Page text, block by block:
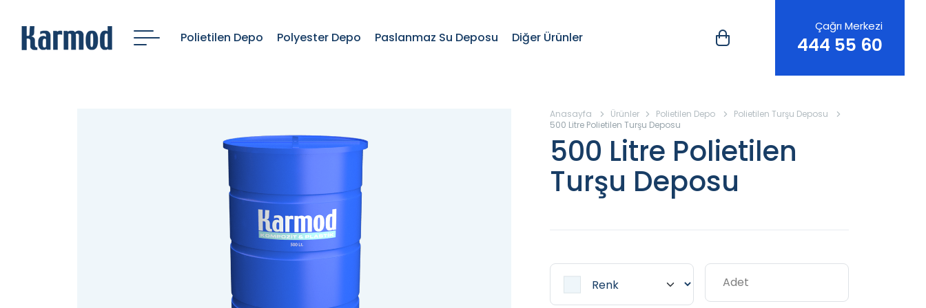
Polietilen Depo Polyester Depo Paslanmaz Su Deposu Diğer Ürünler
Çağrı Merkezi
444 55 60
Anasayfa Ürünler Polietilen Depo
Polietilen Turşu Deposu
500 Litre Polietilen Turşu Deposu
500 Litre Polietilen
Turşu Deposu